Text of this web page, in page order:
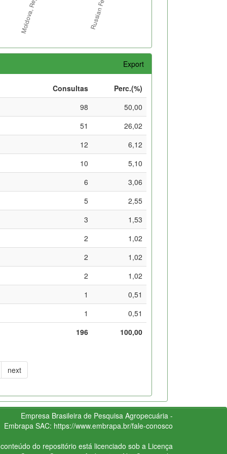
Export
Consultas
Perc.(%)
98
50,00
51
26,02
12
6,12
10
5,10
6
3,06
5
2,55
3
1,53
2
1,02
2
1,02
2
1,02
1
0,51
1
0,51
196
100,00
next
Empresa Brasileira de Pesquisa Agropecuária -
Embrapa SAC: https://www.embrapa.br/fale-conosco
do repositório está licenciado sob a Licença